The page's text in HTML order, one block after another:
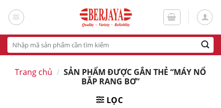
Tìm
kiếm:
Trang chủ / SẢN PHẨM ĐƯỢC GẮN THẺ “MÁY NỔ
BẮP RANG BƠ”
LỌC